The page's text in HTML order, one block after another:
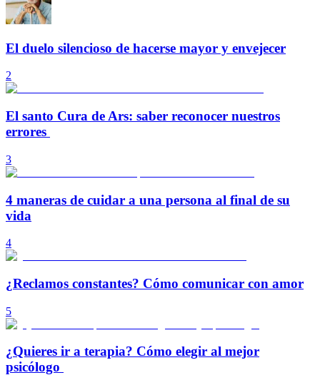
El duelo silencioso de hacerse mayor y envejecer
2
El santo Cura de Ars: saber reconocer nuestros
errores
3
4 maneras de cuidar a una persona al final de su
vida
4
¿Reclamos constantes? Cómo comunicar con amor
5
¿Quieres ir a terapia? Cómo elegir al mejor
psicólogo